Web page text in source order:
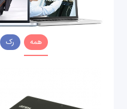
همه رک